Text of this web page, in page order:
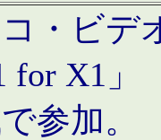
・ビデ
for X1」
参加。